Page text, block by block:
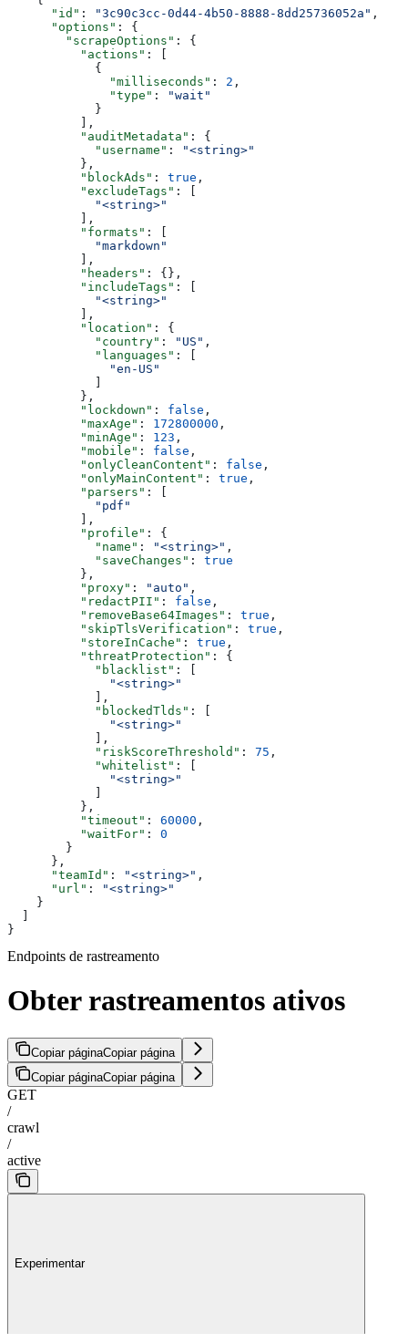
      "id"
: "3c90c3cc-0d44-4b50-8888-8dd25736052a" ,
      "options"
: {
        "scrapeOptions"
: {
          "actions"
: [
            {
              "milliseconds"
: 2 ,
              "type"
:
"wait"
            }
          ],
          "auditMetadata"
: {
            "username"
:
"<string>"
          },
          "blockAds"
: true ,
          "excludeTags"
: [
            "<string>"
          ],
          "formats"
: [
            "markdown"
          ],
          "headers"
: {},
          "includeTags"
: [
            "<string>"
          ],
          "location"
: {
            "country"
: "US" ,
            "languages"
: [
              "en-US"
          },
          "lockdown"
: false ,
          "maxAge"
: 172800000 ,
          "minAge"
: 123 ,
          "mobile"
: false ,
          "onlyCleanContent"
: false ,
          "onlyMainContent"
: true ,
          "parsers"
: [
            "pdf"
          ],
          "profile"
: {
            "name"
: "<string>" ,
            "saveChanges"
: true
          },
          "proxy"
: "auto" ,
          "redactPII"
: false ,
          "removeBase64Images"
: true ,
          "skipTlsVerification"
: true ,
          "storeInCache"
: true ,
          "threatProtection"
: {
            "blacklist"
: [
              "<string>"
            ],
            "blockedTlds"
: [
              "<string>"
            ],
            "riskScoreThreshold"
: 75 ,
            "whitelist"
: [
              "<string>"
          },
          "timeout"
: 60000 ,
          "waitFor"
: 0
        }
      },
      "teamId"
: "<string>" ,
      "url"
:
"<string>"
    }
}
Endpoints de rastreamento
Obter rastreamentos ativos
Copiar páginaCopiar página
Copiar páginaCopiar página
GET
/
crawl
/
active
Experimentar